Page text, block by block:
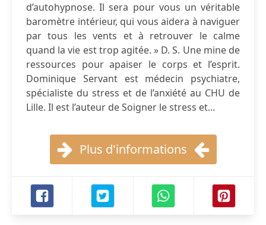
d’autohypnose. Il sera pour vous un véritable
baromètre intérieur, qui vous aidera à naviguer
par tous les vents et à retrouver le calme
quand la vie est trop agitée. » D. S. Une mine de
ressources pour apaiser le corps et l’esprit.
Dominique Servant est médecin psychiatre,
spécialiste du stress et de l’anxiété au CHU de
Lille. Il est l’auteur de Soigner le stress et...
Plus d'informations